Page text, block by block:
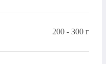
200 - 300 г